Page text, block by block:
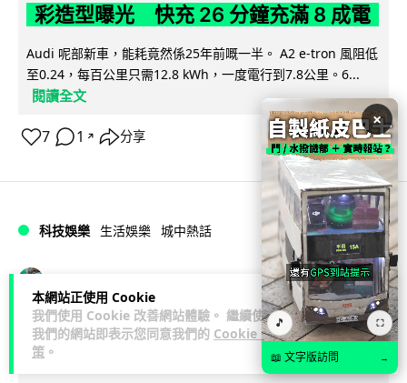
本網站正使用 Cookie
我們使用 Cookie 改善網站體驗。 繼續使用
我們的網站即表示您同意我們的 Cookie 政
策 。
彩造型曝光 快充 26 分鐘充滿 8 成電
Audi 呢部新車，能耗竟然係25年前嘅一半。 A2 e-tron 風阻低
至0.24，每百公里只需12.8 kWh，一度電行到7.8公里。6...
閱讀全文
7 1 ↗ 分享
科技娛樂 生活娛樂 城中熱話
法國 8 月 11 日出新例 未經同意嚴禁
Cold Call 違規企業最高罰 345 萬
×
🎵 ⛶
📖 文字版訪問 →